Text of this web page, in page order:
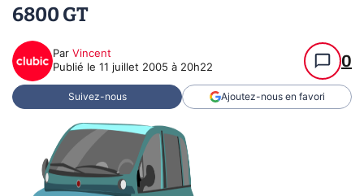
6800 GT
Par Vincent
Publié le 11 juillet 2005 à 20h22 0
Suivez-nous Ajoutez-nous en favori